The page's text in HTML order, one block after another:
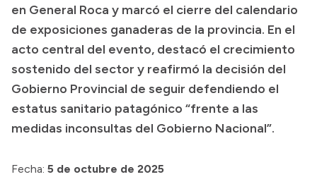
Compras y licitaciones
Consulta de expedientes
Consulta de pago a proveedores
Convocatorias
Intranet
en General Roca y marcó el cierre del calendario
de exposiciones ganaderas de la provincia. En el
acto central del evento, destacó el crecimiento
sostenido del sector y reafirmó la decisión del
Gobierno Provincial de seguir defendiendo el
estatus sanitario patagónico “frente a las
medidas inconsultas del Gobierno Nacional”.
Fecha: 5 de octubre de 2025